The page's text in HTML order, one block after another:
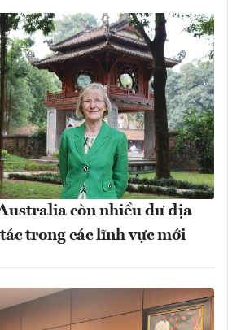
còn nhiều dư địa
trong các lĩnh vực mới